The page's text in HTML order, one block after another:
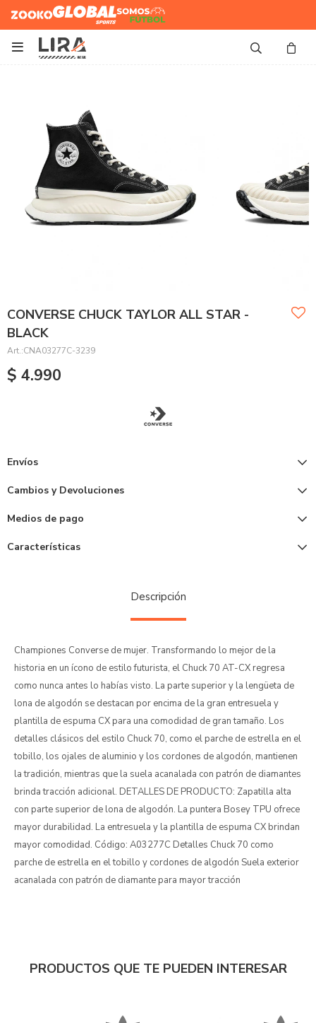
Zooko Global Sports
Somos
Futbol

CONVERSE CHUCK TAYLOR ALL STAR -
BLACK
CNA03277C-3239
$ 4.990
Envíos
Cambios y Devoluciones
Medios de pago
Características
Descripción
Championes Converse de mujer. Transformando lo mejor de la
historia en un ícono de estilo futurista, el Chuck 70 AT-CX regresa
como nunca antes lo habías visto. La parte superior y la lengüeta de
lona de algodón se destacan por encima de la gran entresuela y
plantilla de espuma CX para una comodidad de gran tamaño. Los
detalles clásicos del estilo Chuck 70, como el parche de estrella en el
tobillo, los ojales de aluminio y los cordones de algodón, mantienen
la tradición, mientras que la suela acanalada con patrón de diamantes
brinda tracción adicional. DETALLES DE PRODUCTO: Zapatilla alta
con parte superior de lona de algodón. La puntera Bosey TPU ofrece
mayor durabilidad. La entresuela y la plantilla de espuma CX brindan
mayor comodidad. Código: A03277C Detalles Chuck 70 como
parche de estrella en el tobillo y cordones de algodón Suela exterior
acanalada con patrón de diamante para mayor tracción
PRODUCTOS QUE TE PUEDEN INTERESAR